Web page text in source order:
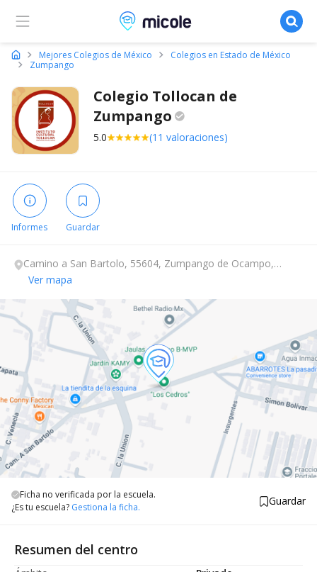
Micole, buscador de colegios
Mejores Colegios de México
Colegios en Estado de México
Zumpango
Colegio Tollocan de
Zumpango
5.0 (11 valoraciones)
Informes Guardar
Camino a San Bartolo, 55604, Zumpango de Ocampo,
Estado de México.
Ver mapa
Ficha no verificada por la escuela.
¿Es tu escuela? Gestiona la ficha. Guardar
Resumen del centro